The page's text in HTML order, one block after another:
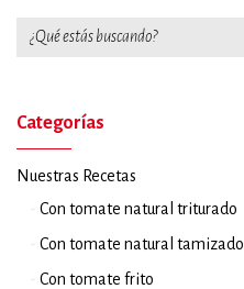
Categorías
Nuestras Recetas
Con tomate natural triturado
Con tomate natural tamizado
Con tomate frito